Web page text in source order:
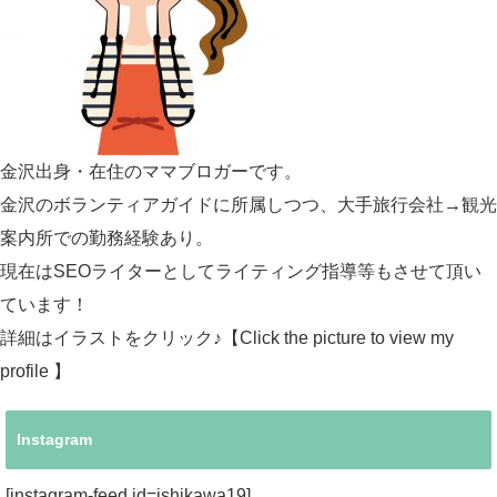
金沢出身・在住のママブロガーです。
金沢のボランティアガイドに所属しつつ、大手旅行会社→観光
案内所での勤務経験あり。
現在はSEOライターとしてライティング指導等もさせて頂い
ています！
詳細はイラストをクリック♪【Click the picture to view my
profile 】
Instagram